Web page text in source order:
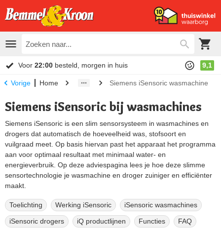
Voor 22:00 besteld, morgen in huis 9,1
Vorige Home Siemens iSensoric wasmachine
Siemens iSensoric bij wasmachines
Siemens iSensoric is een slim sensorsysteem in wasmachines en
drogers dat automatisch de hoeveelheid was, stofsoort en
vuilgraad meet. Op basis hiervan past het apparaat het programma
aan voor optimaal resultaat met minimaal water- en
energieverbruik. Op deze adviespagina lees je hoe deze slimme
sensortechnologie je wasmachine en droger zuiniger en efficiënter
maakt.
Toelichting Werking iSensoric iSensoric wasmachines
iSensoric drogers iQ productlijnen Functies FAQ